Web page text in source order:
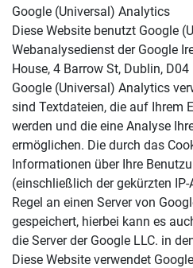
Google (Universal) Analytics
Diese Website benutzt Google
Webanalysedienst der Google
House, 4 Barrow St, Dublin,
Google (Universal) Analytics
sind Textdateien, die auf Ihrem
werden und die eine Analyse
ermöglichen. Die durch das
Informationen über Ihre
(einschließlich der gekürzten
Regel an einen Server von
gespeichert, hierbei kann es
die Server der Google LLC. in
Diese Website verwendet